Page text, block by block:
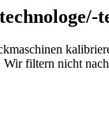
filtern nicht